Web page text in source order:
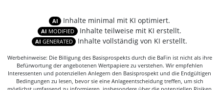
AI Inhalte minimal mit KI optimiert.
AI MODIFIED Inhalte teilweise mit KI erstellt.
AI GENERATED Inhalte vollständig von KI erstellt.
Werbehinweise: Die Billigung des Basisprospekts durch die BaFin ist nicht als ihre
Befürwortung der angebotenen Wertpapiere zu verstehen. Wir empfehlen
Interessenten und potenziellen Anlegern den Basisprospekt und die Endgültigen
Bedingungen zu lesen, bevor sie eine Anlageentscheidung treffen, um sich